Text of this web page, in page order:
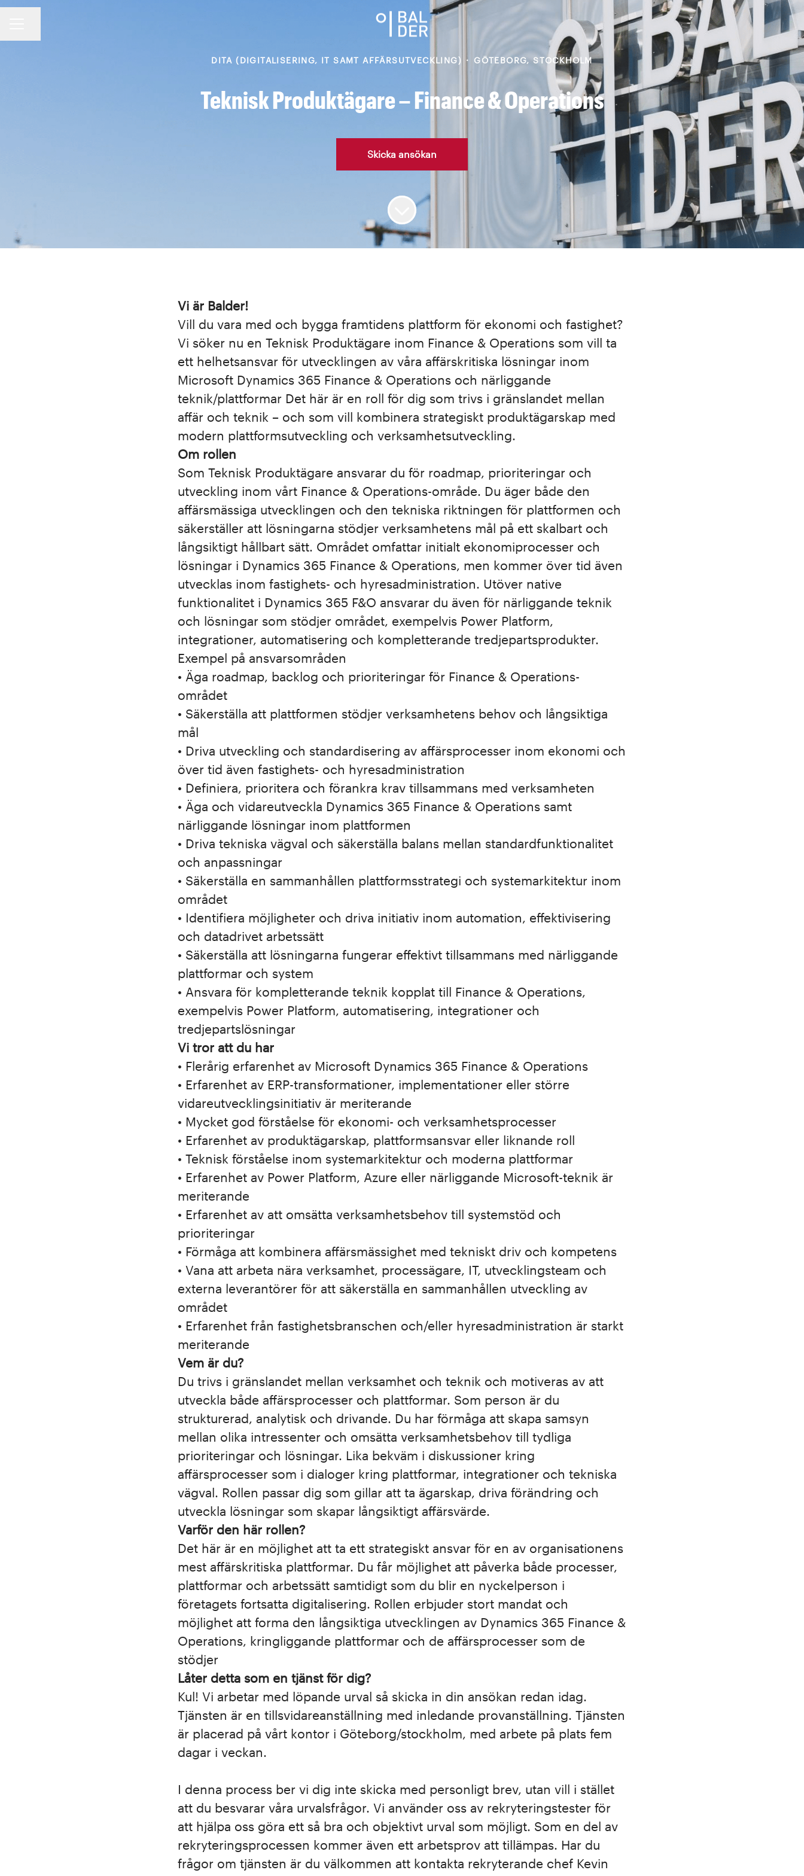
DITA (DIGITALISERING, IT SAMT AFFÄRSUTVECKLING) · GÖTEBORG, STOCKHOLM
Teknisk Produktägare – Finance & Operations
Skicka ansökan
Vi är Balder!
Vill du vara med och bygga framtidens plattform för ekonomi och fastighet?
Vi söker nu en Teknisk Produktägare inom Finance & Operations som vill ta
ett helhetsansvar för utvecklingen av våra affärskritiska lösningar inom
Microsoft Dynamics 365 Finance & Operations och närliggande
teknik/plattformar Det här är en roll för dig som trivs i gränslandet mellan
affär och teknik – och som vill kombinera strategiskt produktägarskap med
modern plattformsutveckling och verksamhetsutveckling.
Om rollen
Som Teknisk Produktägare ansvarar du för roadmap, prioriteringar och
utveckling inom vårt Finance & Operations-område. Du äger både den
affärsmässiga utvecklingen och den tekniska riktningen för plattformen och
säkerställer att lösningarna stödjer verksamhetens mål på ett skalbart och
långsiktigt hållbart sätt. Området omfattar initialt ekonomiprocesser och
lösningar i Dynamics 365 Finance & Operations, men kommer över tid även
utvecklas inom fastighets- och hyresadministration. Utöver native
funktionalitet i Dynamics 365 F&O ansvarar du även för närliggande teknik
och lösningar som stödjer området, exempelvis Power Platform,
integrationer, automatisering och kompletterande tredjepartsprodukter.
Exempel på ansvarsområden
• Äga roadmap, backlog och prioriteringar för Finance & Operations-
området
• Säkerställa att plattformen stödjer verksamhetens behov och långsiktiga
mål
• Driva utveckling och standardisering av affärsprocesser inom ekonomi och
över tid även fastighets- och hyresadministration
• Definiera, prioritera och förankra krav tillsammans med verksamheten
• Äga och vidareutveckla Dynamics 365 Finance & Operations samt
närliggande lösningar inom plattformen
• Driva tekniska vägval och säkerställa balans mellan standardfunktionalitet
och anpassningar
• Säkerställa en sammanhållen plattformsstrategi och systemarkitektur inom
området
• Identifiera möjligheter och driva initiativ inom automation, effektivisering
och datadrivet arbetssätt
• Säkerställa att lösningarna fungerar effektivt tillsammans med närliggande
plattformar och system
• Ansvara för kompletterande teknik kopplat till Finance & Operations,
exempelvis Power Platform, automatisering, integrationer och
tredjepartslösningar
Vi tror att du har
• Flerårig erfarenhet av Microsoft Dynamics 365 Finance & Operations
• Erfarenhet av ERP-transformationer, implementationer eller större
vidareutvecklingsinitiativ är meriterande
• Mycket god förståelse för ekonomi- och verksamhetsprocesser
• Erfarenhet av produktägarskap, plattformsansvar eller liknande roll
• Teknisk förståelse inom systemarkitektur och moderna plattformar
• Erfarenhet av Power Platform, Azure eller närliggande Microsoft-teknik är
meriterande
• Erfarenhet av att omsätta verksamhetsbehov till systemstöd och
prioriteringar
• Förmåga att kombinera affärsmässighet med tekniskt driv och kompetens
• Vana att arbeta nära verksamhet, processägare, IT, utvecklingsteam och
externa leverantörer för att säkerställa en sammanhållen utveckling av
området
• Erfarenhet från fastighetsbranschen och/eller hyresadministration är starkt
meriterande
Vem är du?
Du trivs i gränslandet mellan verksamhet och teknik och motiveras av att
utveckla både affärsprocesser och plattformar. Som person är du
strukturerad, analytisk och drivande. Du har förmåga att skapa samsyn
mellan olika intressenter och omsätta verksamhetsbehov till tydliga
prioriteringar och lösningar. Lika bekväm i diskussioner kring
affärsprocesser som i dialoger kring plattformar, integrationer och tekniska
vägval. Rollen passar dig som gillar att ta ägarskap, driva förändring och
utveckla lösningar som skapar långsiktigt affärsvärde.
Varför den här rollen?
Det här är en möjlighet att ta ett strategiskt ansvar för en av organisationens
mest affärskritiska plattformar. Du får möjlighet att påverka både processer,
plattformar och arbetssätt samtidigt som du blir en nyckelperson i
företagets fortsatta digitalisering. Rollen erbjuder stort mandat och
möjlighet att forma den långsiktiga utvecklingen av Dynamics 365 Finance &
Operations, kringliggande plattformar och de affärsprocesser som de
stödjer
Låter detta som en tjänst för dig?
Kul! Vi arbetar med löpande urval så skicka in din ansökan redan idag.
Tjänsten är en tillsvidareanställning med inledande provanställning. Tjänsten
är placerad på vårt kontor i Göteborg/stockholm, med arbete på plats fem
dagar i veckan.
I denna process ber vi dig inte skicka med personligt brev, utan vill i stället
att du besvarar våra urvalsfrågor. Vi använder oss av rekryteringstester för
att hjälpa oss göra ett så bra och objektivt urval som möjligt. Som en del av
rekryteringsprocessen kommer även ett arbetsprov att tillämpas. Har du
frågor om tjänsten är du välkommen att kontakta rekryterande chef Kevin